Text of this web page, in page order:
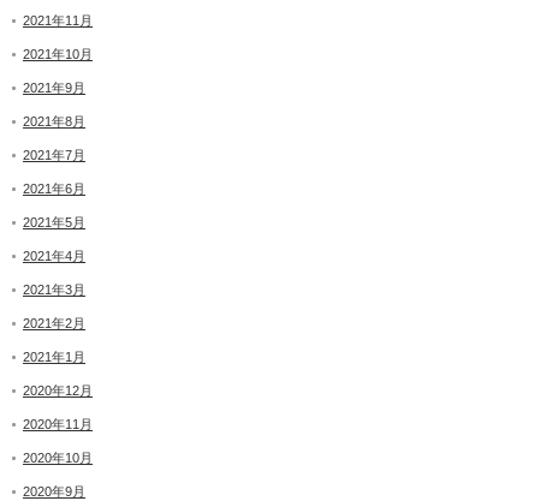
2021年11月
2021年10月
2021年9月
2021年8月
2021年7月
2021年6月
2021年5月
2021年4月
2021年3月
2021年2月
2021年1月
2020年12月
2020年11月
2020年10月
2020年9月